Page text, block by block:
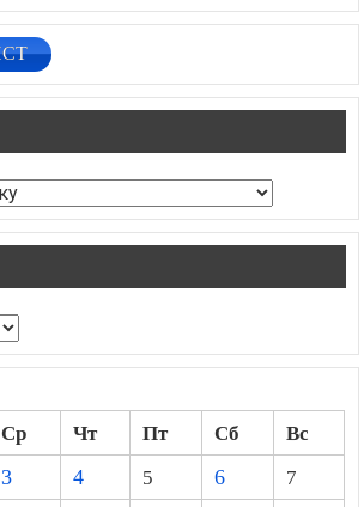
Ср Чт Пт Сб
Вс
3 4 5 6
7